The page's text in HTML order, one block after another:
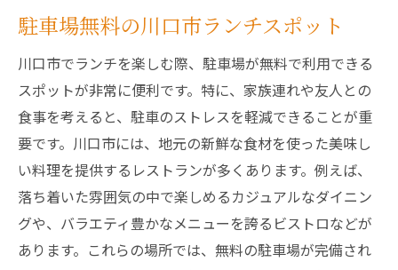
安心の駐車場完備ランチ体験
予約不要の駐車場付きランチスポット
川口市で見つける駐車場付き絶品ランチ
駐車場付きレストランでの特別なひととき
駐車場完備ランチで発見する川口市の魅力
川口市で見つけた駐車場付きランチの魅力
地元食材を駆使した駐車場付きランチ
ランチでも駐車場でも満足できるお店
駐車場付きで楽しむ川口市グルメの旅
駐車場無料の川口市ランチスポット
川口市でランチを楽しむ際、駐車場が無料で利用できる
スポットが非常に便利です。特に、家族連れや友人との
食事を考えると、駐車のストレスを軽減できることが重
要です。川口市には、地元の新鮮な食材を使った美味し
い料理を提供するレストランが多くあります。例えば、
落ち着いた雰囲気の中で楽しめるカジュアルなダイニン
グや、バラエティ豊かなメニューを誇るビストロなどが
あります。これらの場所では、無料の駐車場が完備され